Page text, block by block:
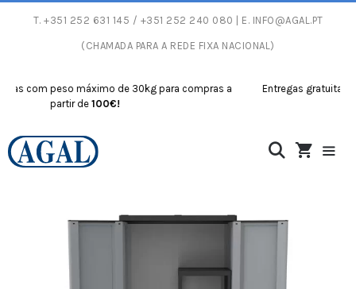
T. +351 252 631 145 / +351 252 240 080 | E. INFO@AGAL.PT
(CHAMADA PARA A REDE FIXA NACIONAL)
com peso máximo de 30kg para compras a
partir de100€!
Entregas gratuitas